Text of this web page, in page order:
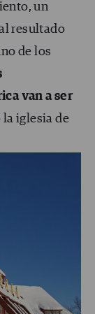
un
resultado
de los
van a ser
la iglesia de